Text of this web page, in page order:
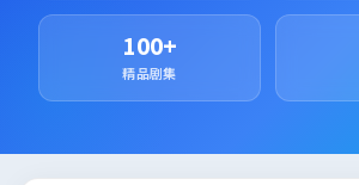
100+
精品剧集